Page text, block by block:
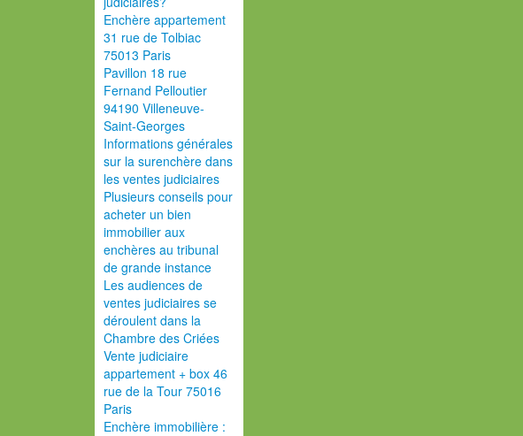
Enchère appartement
31 rue de Tolbiac
75013 Paris
Pavillon 18 rue
Fernand Pelloutier
94190 Villeneuve-
Saint-Georges
Informations générales
sur la surenchère dans
les ventes judiciaires
Plusieurs conseils pour
acheter un bien
immobilier aux
enchères au tribunal
de grande instance
Les audiences de
ventes judiciaires se
déroulent dans la
Chambre des Criées
Vente judiciaire
appartement + box 46
rue de la Tour 75016
Paris
Enchère immobilière :